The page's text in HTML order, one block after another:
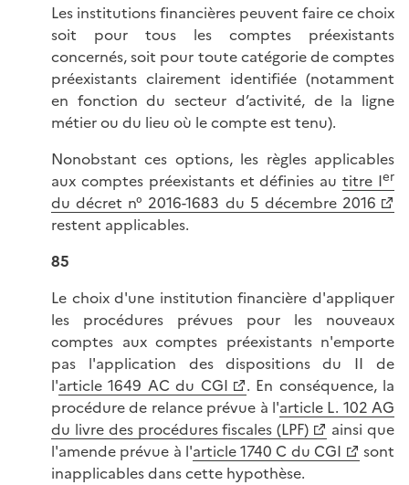
Les institutions financières peuvent faire ce choix
soit pour tous les comptes préexistants
concernés, soit pour toute catégorie de comptes
préexistants clairement identifiée (notamment
en fonction du secteur d’activité, de la ligne
métier ou du lieu où le compte est tenu).
Nonobstant ces options, les règles applicables
aux comptes préexistants et définies autitre Ier
du décret n° 2016-1683 du 5 décembre 2016
restent applicables.
85
Le choix d'une institution financière d'appliquer
les procédures prévues pour les nouveaux
comptes aux comptes préexistants n'emporte
pas l'application des dispositions du II de
l'article 1649 AC du CGI
. En conséquence, la
procédure de relance prévue à l'article L. 102 AG
du livre des procédures fiscales (LPF)
ainsi que
l'amende prévue à l'article 1740 C du CGI
sont
inapplicables dans cette hypothèse.